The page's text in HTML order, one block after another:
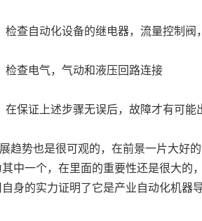
查自动化设备的继电器，流量控制阀
查电气，气动和液压回路连接
保证上述步骤无误后，故障才有可能
势也是很可观的，在前景一片大好的
中一个，在里面的重要性还是很大的
身的实力证明了它是产业自动化机器